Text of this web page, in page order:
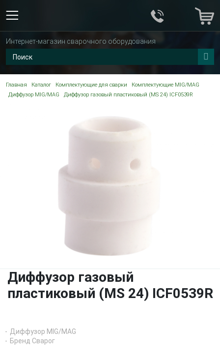
Интернет-магазин сварочного оборудования
Главная Каталог Комплектующие для сварки
Комплектующие MIG/MAG
Диффузор MIG/MAG
Диффузор газовый пластиковый (MS 24) ICF0539R
Диффузор газовый
пластиковый (MS 24) ICF0539R
Диффузор MIG/MAG
Бренд Сварог